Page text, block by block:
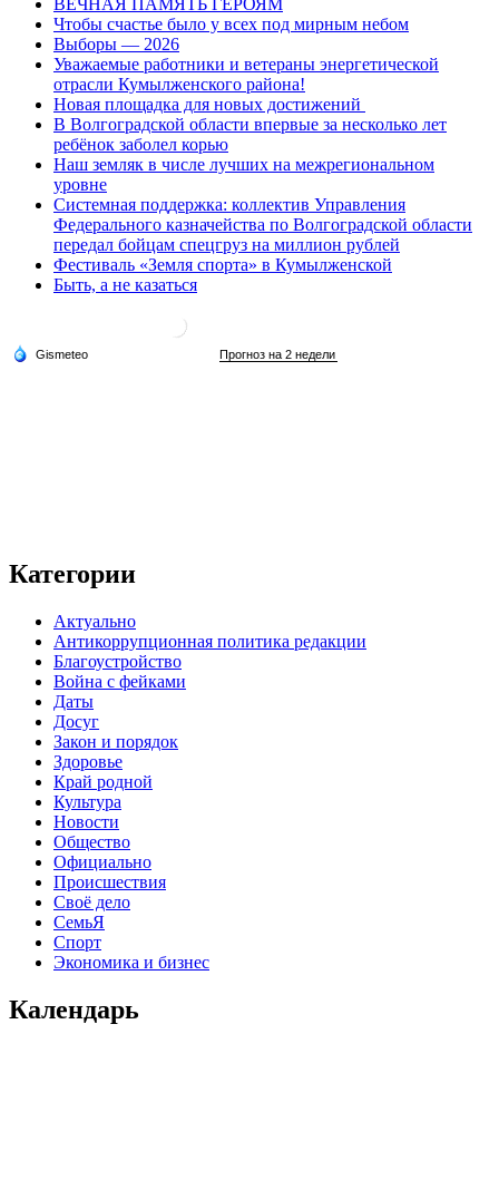
ВЕЧНАЯ ПАМЯТЬ ГЕРОЯМ
Чтобы счастье было у всех под мирным небом
Выборы — 2026
Уважаемые работники и ветераны энергетической
отрасли Кумылженского района!
Новая площадка для новых достижений
В Волгоградской области впервые за несколько лет
ребёнок заболел корью
Наш земляк в числе лучших на межрегиональном
уровне
Системная поддержка: коллектив Управления
Федерального казначейства по Волгоградской области
передал бойцам спецгруз на миллион рублей
Фестиваль «Земля спорта» в Кумылженской
Быть, а не казаться
Категории
Актуально
Антикоррупционная политика редакции
Благоустройство
Война с фейками
Даты
Досуг
Закон и порядок
Здоровье
Край родной
Культура
Новости
Общество
Официально
Происшествия
Своё дело
СемьЯ
Спорт
Экономика и бизнес
Календарь